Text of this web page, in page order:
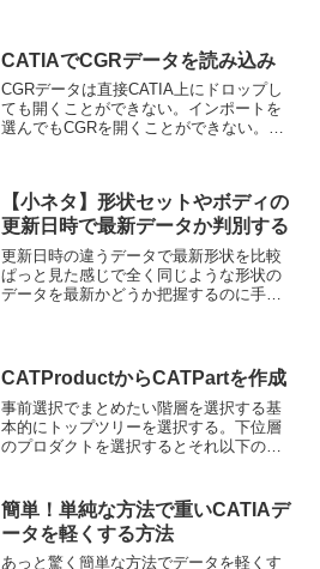
CATIAでCGRデータを読み込み
CGRデータは直接CATIA上にドロップし
ても開くことができない。インポートを
選んでもCGRを開くことができない。
ッセンブ...
【小ネタ】形状セットやボディの
更新日時で最新データか判別する
更新日時の違うデータで最新形状を比較
ぱっと見た感じで全く同じような形状の
データを最新かどうか把握するのに手間
新日時が登録されています...
CATProductからCATPartを作成
事前選択でまとめたい階層を選択する基
本的にトップツリーを選択する。下位層
のプロダクトを選択するとそれ以下のツ
で、Part.1〜Part.3までがまとめて出力さ
れる...
簡単！単純な方法で重いCATIAデ
ータを軽くする方法
あっと驚く簡単な方法でデータを軽くす